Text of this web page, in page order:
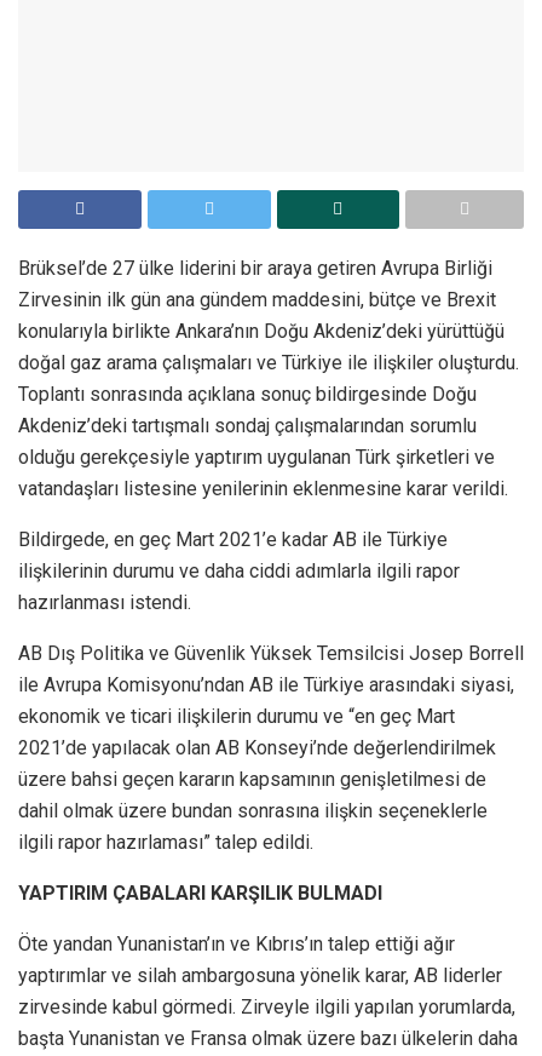
Brüksel’de 27 ülke liderini bir araya getiren Avrupa Birliği
Zirvesinin ilk gün ana gündem maddesini, bütçe ve Brexit
konularıyla birlikte Ankara’nın Doğu Akdeniz’deki yürüttüğü
doğal gaz arama çalışmaları ve Türkiye ile ilişkiler oluşturdu.
Toplantı sonrasında açıklana sonuç bildirgesinde Doğu
Akdeniz’deki tartışmalı sondaj çalışmalarından sorumlu
olduğu gerekçesiyle yaptırım uygulanan Türk şirketleri ve
vatandaşları listesine yenilerinin eklenmesine karar verildi.
Bildirgede, en geç Mart 2021’e kadar AB ile Türkiye
ilişkilerinin durumu ve daha ciddi adımlarla ilgili rapor
hazırlanması istendi.
AB Dış Politika ve Güvenlik Yüksek Temsilcisi Josep Borrell
ile Avrupa Komisyonu’ndan AB ile Türkiye arasındaki siyasi,
ekonomik ve ticari ilişkilerin durumu ve “en geç Mart
2021’de yapılacak olan AB Konseyi’nde değerlendirilmek
üzere bahsi geçen kararın kapsamının genişletilmesi de
dahil olmak üzere bundan sonrasına ilişkin seçeneklerle
ilgili rapor hazırlaması” talep edildi.
YAPTIRIM ÇABALARI KARŞILIK BULMADI
Öte yandan Yunanistan’ın ve Kıbrıs’ın talep ettiği ağır
yaptırımlar ve silah ambargosuna yönelik karar, AB liderler
zirvesinde kabul görmedi. Zirveyle ilgili yapılan yorumlarda,
başta Yunanistan ve Fransa olmak üzere bazı ülkelerin daha